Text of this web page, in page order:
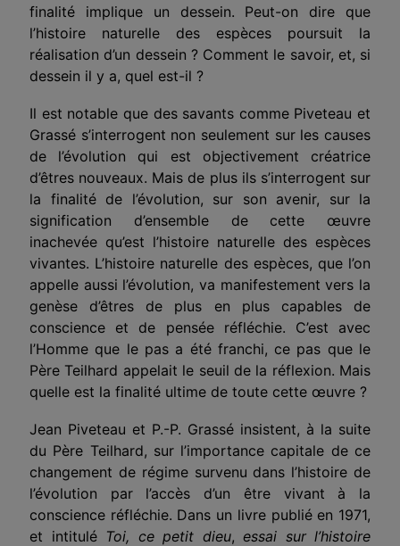
finalité implique un dessein. Peut-on dire que
l’histoire naturelle des espèces poursuit la
réalisation d’un dessein ? Comment le savoir, et, si
dessein il y a, quel est-il ?
Il est notable que des savants comme Piveteau et
Grassé s’interrogent non seulement sur les causes
de l’évolution qui est objectivement créatrice
d’êtres nouveaux. Mais de plus ils s’interrogent sur
la finalité de l’évolution, sur son avenir, sur la
signification d’ensemble de cette œuvre
inachevée qu’est l’histoire naturelle des espèces
vivantes. L’histoire naturelle des espèces, que l’on
appelle aussi l’évolution, va manifestement vers la
genèse d’êtres de plus en plus capables de
conscience et de pensée réfléchie. C’est avec
l’Homme que le pas a été franchi, ce pas que le
Père Teilhard appelait le seuil de la réflexion. Mais
quelle est la finalité ultime de toute cette œuvre ?
Jean Piveteau et P.-P. Grassé insistent, à la suite
du Père Teilhard, sur l’importance capitale de ce
changement de régime survenu dans l’histoire de
l’évolution par l’accès d’un être vivant à la
conscience réfléchie. Dans un livre publié en 1971,
et intitulé Toi, ce petit dieu, essai sur l’histoire